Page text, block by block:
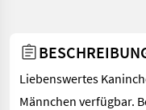
Liebenswertes
Männchen verfügbar.